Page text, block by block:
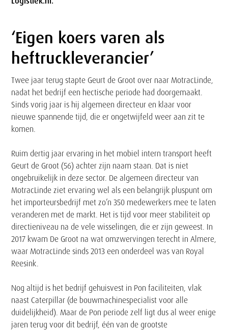
Tekst
‘Eigen koers varen als
heftruckleverancier’
Twee jaar terug stapte Geurt de Groot over naar MotracLinde,
nadat het bedrijf een hectische periode had doorgemaakt.
Sinds vorig jaar is hij algemeen directeur en klaar voor
nieuwe spannende tijd, die er ongetwijfeld weer aan zit te
komen.
Ruim dertig jaar ervaring in het mobiel intern transport heeft
Geurt de Groot (56) achter zijn naam staan. Dat is niet
ongebruikelijk in deze sector. De algemeen directeur van
MotracLinde ziet ervaring wel als een belangrijk pluspunt om
het importeursbedrijf met zo’n 350 medewerkers mee te laten
veranderen met de markt. Het is tijd voor meer stabiliteit op
directieniveau na de vele wisselingen, die er zijn geweest. In
2017 kwam De Groot na wat omzwervingen terecht in Almere,
waar MotracLinde sinds 2013 een onderdeel was van Royal
Reesink.
Nog altijd is het bedrijf gehuisvest in Pon faciliteiten, vlak
naast Caterpillar (de bouwmachinespecialist voor alle
duidelijkheid). Maar de Pon periode zelf ligt dus al weer enige
jaren terug voor dit bedrijf, één van de grootste